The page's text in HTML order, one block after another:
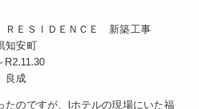
ＲＥＳＩＤＥＮＣＥ 新築工事
知安町
R2.11.30
良成
たのですが、Iホテルの現場にいた福